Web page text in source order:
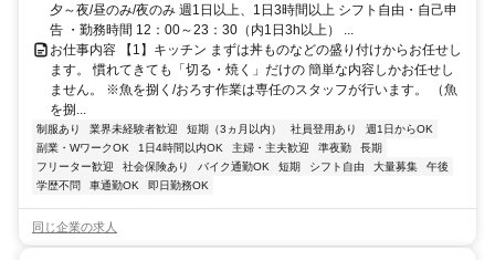
夕～夜/昼のみ/夜のみ 週1日以上、1日3時間以上 シフト自由・自己申
告 ・勤務時間 12：00～23：30（内1日3h以上） ...
お仕事内容 【1】キッチン まずは丼ものなどの盛り付けからお任せし
ます。 慣れてきても「切る・焼く」だけの 簡単な内容しかお任せし
ません。 ※魚を捌く/おろす作業は専任のスタッフが行います。 （魚
を捌...
制服あり 業界未経験者歓迎 短期（3ヵ月以内） 社員登用あり
週1日からOK
副業・WワークOK
1日4時間以内OK 主婦・主夫歓迎 準夜勤
長期
フリーター歓迎
社会保険あり バイク通勤OK 短期 シフト自由 大量募集
午後
学歴不問
車通勤OK 即日勤務OK
同じ企業の求人